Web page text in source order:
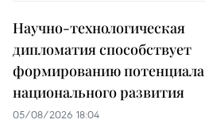
Научно-технологическая
дипломатия способствует
формированию потенциала
национального развития
05/08/2026 18:04